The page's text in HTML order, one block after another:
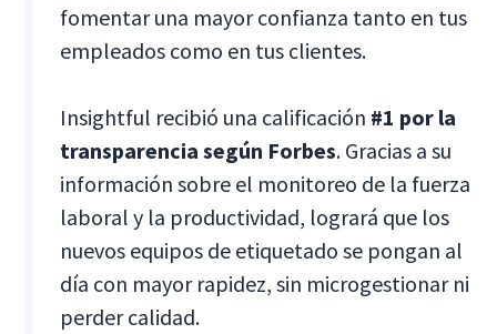
fomentar una mayor confianza tanto en tus
empleados como en tus clientes.
Insightful recibió una calificación #1 por la
transparencia según Forbes. Gracias a su
información sobre el monitoreo de la fuerza
laboral y la productividad, logrará que los
nuevos equipos de etiquetado se pongan al
día con mayor rapidez, sin microgestionar ni
perder calidad.